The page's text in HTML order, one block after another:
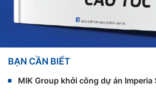
BẠN CẦN BIẾT
MIK Group khởi công dự án Imperia